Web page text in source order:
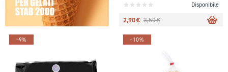
Disponibile
2,90 € 3,50 €
-9% -10%